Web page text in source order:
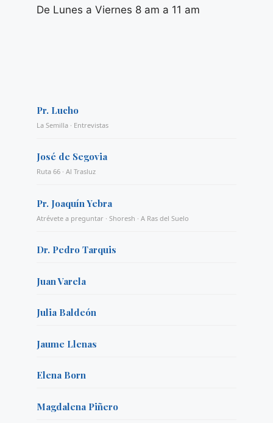
De Lunes a Viernes 8 am a 11 am
Pr. Lucho
La Semilla · Entrevistas
José de Segovia
Ruta 66 · Al Trasluz
Pr. Joaquín Yebra
Atrévete a preguntar · Shoresh · A Ras del Suelo
Dr. Pedro Tarquis
Juan Varela
Julia Baldeón
Jaume Llenas
Elena Born
Magdalena Piñero